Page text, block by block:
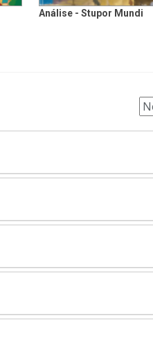
Análise - Stupor Mundi